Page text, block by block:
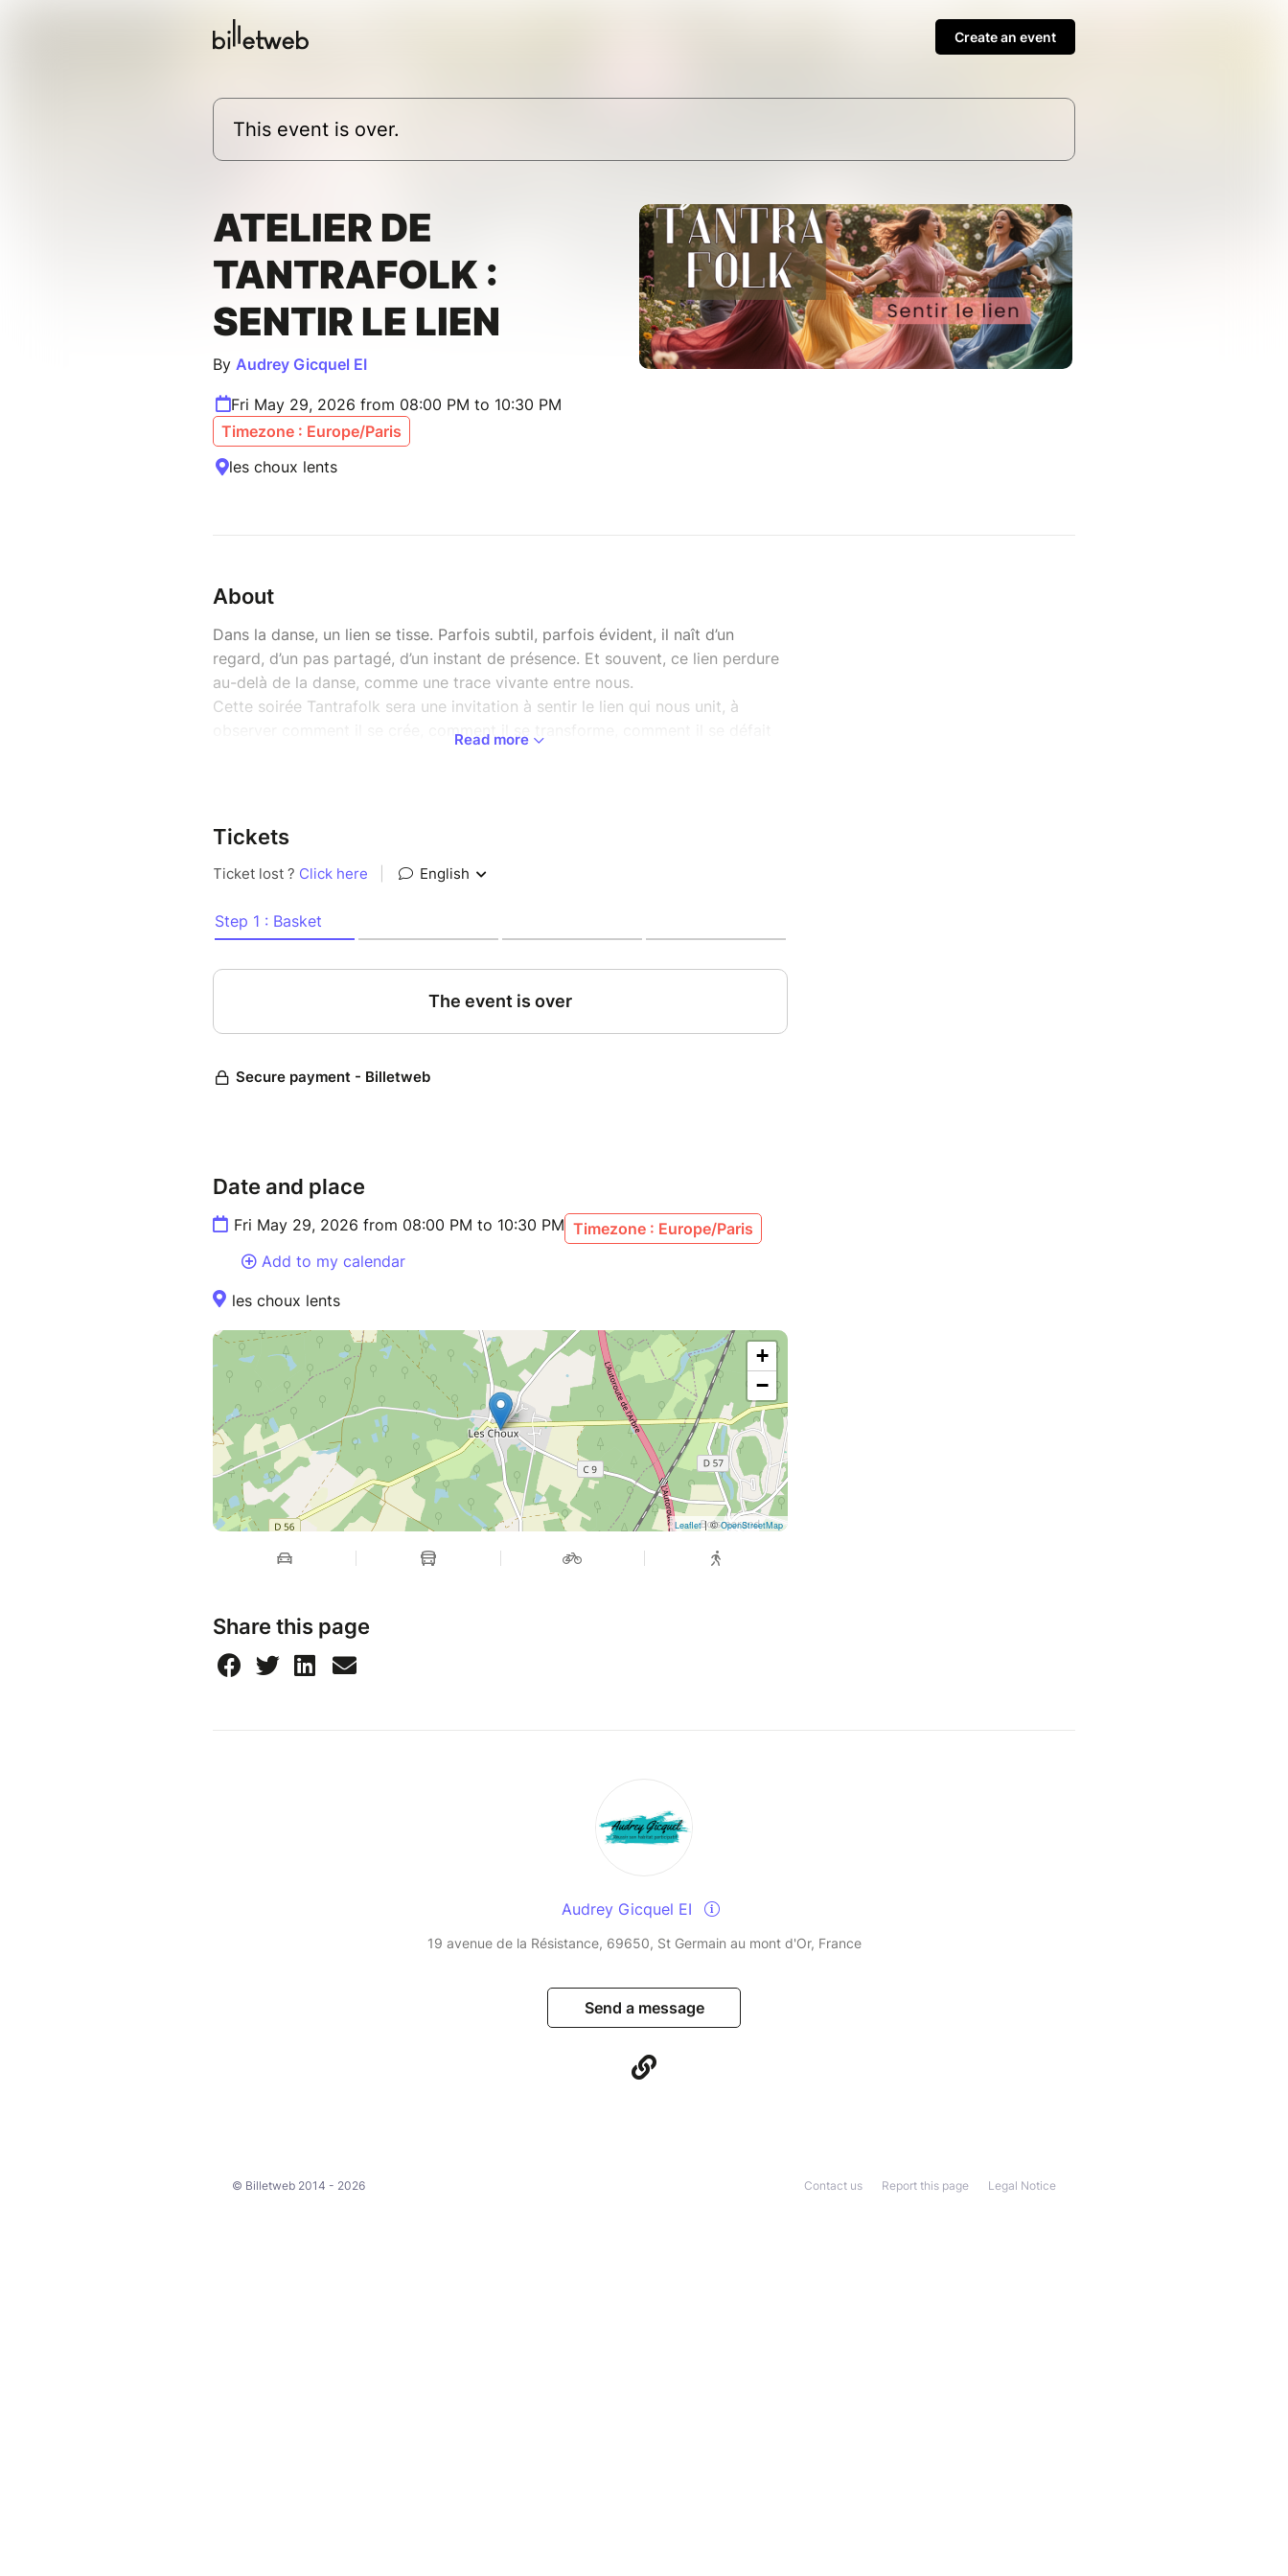
Create an event
This event is over.
ATELIER DE
TANTRAFOLK :
SENTIR LE LIEN
By Audrey Gicquel EI
Fri May 29, 2026 from 08:00 PM to 10:30 PM
Timezone : Europe/Paris
les choux lents
About
Dans la danse, un lien se tisse. Parfois subtil, parfois évident, il naît d’un
regard, d’un pas partagé, d’un instant de présence. Et souvent, ce lien perdure
au-delà de la danse, comme une trace vivante entre nous.
Cette soirée Tantrafolk sera une invitation à sentir le lien qui nous unit, à
observer comment il se crée, comment il se transforme, comment il se défait
nous porte peu à peu vers un sentiment d’unité ?
Dans la répétition des pas et la simplicité du mouvement, le folk devient
comme un mantra du corps, une danse qui nous relie à nous-mêmes autant
Peut-être qu’à la fin de la soirée, d’une manière ou d’une autre, nous serons
tous un peu en lien.
Read more
Tickets
Date and place
Fri May 29, 2026 from 08:00 PM to 10:30 PM Timezone : Europe/Paris
Add to my calendar
les choux lents
+
−
Leaflet| ©OpenStreetMap
Share this page
Audrey Gicquel EI
19 avenue de la Résistance, 69650, St Germain au mont d'Or, France
Send a message
© Billetweb 2014 - 2026 Legal Notice
Report this page
Contact us